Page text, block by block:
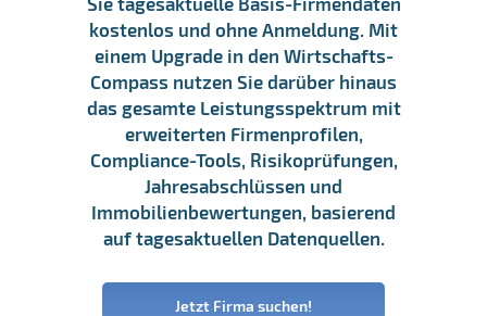
kostenlos und ohne Anmeldung. Mit
einem Upgrade in den Wirtschafts-
Compass nutzen Sie darüber hinaus
das gesamte Leistungsspektrum mit
erweiterten Firmenprofilen,
Compliance-Tools, Risikoprüfungen,
Jahresabschlüssen und
Immobilienbewertungen, basierend
auf tagesaktuellen Datenquellen.
Jetzt Firma suchen!